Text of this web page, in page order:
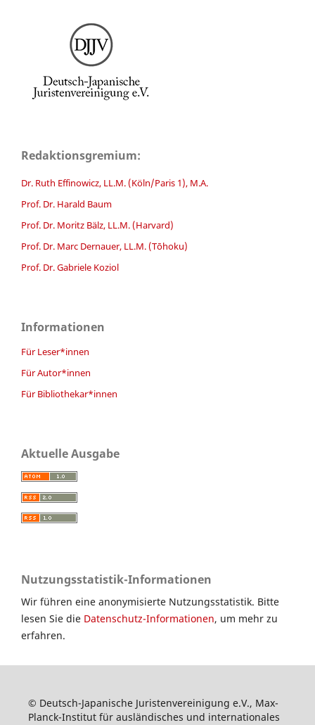
Redaktionsgremium:
Dr. Ruth Effinowicz, LL.M. (Köln/Paris 1), M.A.
Prof. Dr. Harald Baum
Prof. Dr. Moritz Bälz, LL.M. (Harvard)
Prof. Dr. Marc Dernauer, LL.M. (Tōhoku)
Prof. Dr. Gabriele Koziol
Informationen
Für Leser*innen
Für Autor*innen
Für Bibliothekar*innen
Aktuelle Ausgabe
Nutzungsstatistik-Informationen
Wir führen eine anonymisierte Nutzungsstatistik. Bitte
lesen Sie die Datenschutz-Informationen, um mehr zu
erfahren.
© Deutsch-Japanische Juristenvereinigung e.V., Max-
Planck-Institut für ausländisches und internationales